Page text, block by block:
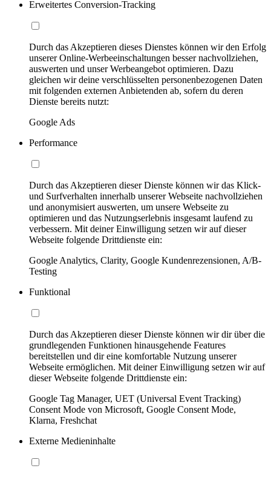
Erweitertes Conversion-Tracking
Durch das Akzeptieren dieses Dienstes können wir den Erfolg
unserer Online-Werbeeinschaltungen besser nachvollziehen,
auswerten und unser Werbeangebot optimieren. Dazu
gleichen wir deine verschlüsselten personenbezogenen Daten
mit folgenden externen Anbietenden ab, sofern du deren
Dienste bereits nutzt:
Google Ads
Performance
Durch das Akzeptieren dieser Dienste können wir das Klick-
und Surfverhalten innerhalb unserer Webseite nachvollziehen
und anonymisiert auswerten, um unsere Webseite zu
optimieren und das Nutzungserlebnis insgesamt laufend zu
verbessern. Mit deiner Einwilligung setzen wir auf dieser
Webseite folgende Drittdienste ein:
Google Analytics, Clarity, Google Kundenrezensionen, A/B-
Testing
Funktional
Durch das Akzeptieren dieser Dienste können wir dir über die
grundlegenden Funktionen hinausgehende Features
bereitstellen und dir eine komfortable Nutzung unserer
Webseite ermöglichen. Mit deiner Einwilligung setzen wir auf
dieser Webseite folgende Drittdienste ein:
Google Tag Manager, UET (Universal Event Tracking)
Consent Mode von Microsoft, Google Consent Mode,
Klarna, Freshchat
Externe Medieninhalte